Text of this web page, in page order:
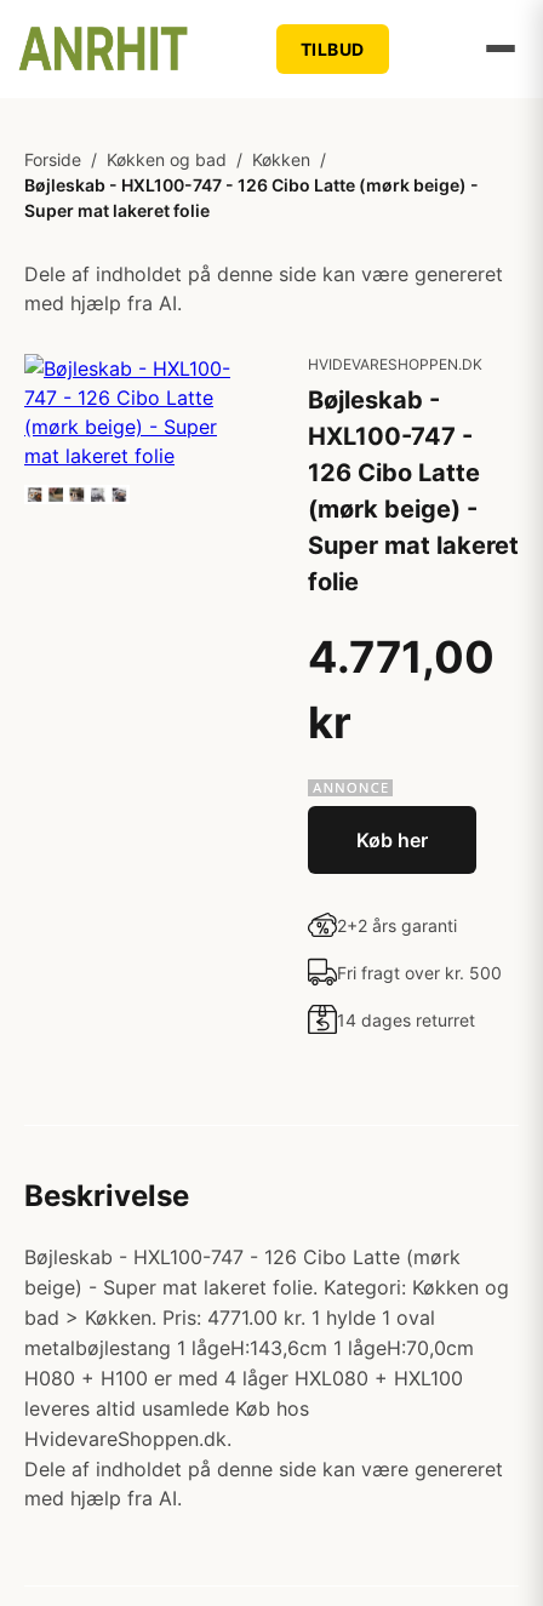
TILBUD
Forside / Køkken og bad / Køkken /
Bøjleskab - HXL100-747 - 126 Cibo Latte (mørk beige) -
Super mat lakeret folie
Dele af indholdet på denne side kan være genereret
med hjælp fra AI.
HVIDEVARESHOPPEN.DK
Bøjleskab -
HXL100-747 -
126 Cibo Latte
(mørk beige) -
Super mat lakeret
folie
4.771,00
kr
Køb her
2+2 års garanti
Fri fragt over kr. 500
14 dages returret
Beskrivelse
Bøjleskab - HXL100-747 - 126 Cibo Latte (mørk
beige) - Super mat lakeret folie. Kategori: Køkken og
bad > Køkken. Pris: 4771.00 kr. 1 hylde 1 oval
metalbøjlestang 1 lågeH:143,6cm 1 lågeH:70,0cm
H080 + H100 er med 4 låger HXL080 + HXL100
leveres altid usamlede Køb hos
HvidevareShoppen.dk.
Dele af indholdet på denne side kan være genereret
med hjælp fra AI.